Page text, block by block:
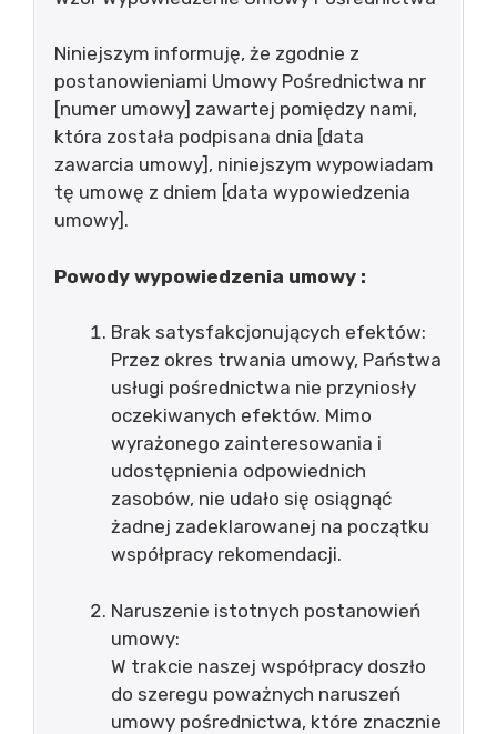
Niniejszym informuję, że zgodnie z
postanowieniami Umowy Pośrednictwa nr
[numer umowy] zawartej pomiędzy nami,
która została podpisana dnia [data
zawarcia umowy], niniejszym wypowiadam
tę umowę z dniem [data wypowiedzenia
umowy].
Powody wypowiedzenia umowy :
Brak satysfakcjonujących efektów:
Przez okres trwania umowy, Państwa
usługi pośrednictwa nie przyniosły
oczekiwanych efektów. Mimo
wyrażonego zainteresowania i
udostępnienia odpowiednich
zasobów, nie udało się osiągnąć
żadnej zadeklarowanej na początku
współpracy rekomendacji.
Naruszenie istotnych postanowień
umowy:
W trakcie naszej współpracy doszło
do szeregu poważnych naruszeń
umowy pośrednictwa, które znacznie